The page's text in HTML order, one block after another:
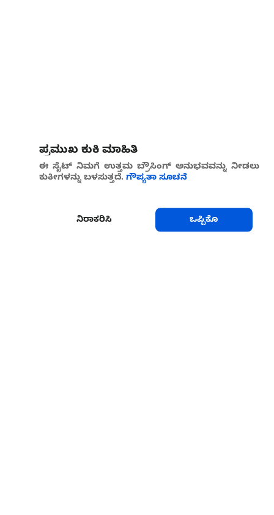
ಪ್ರಮುಖ ಕುಕಿ ಮಾಹಿತಿ
ಈ ಸೈಟ್ ನಿಮಗೆ ಉತ್ತಮ ಬ್ರೌಸಿಂಗ್ ಅನುಭವವನ್ನು ನೀಡಲು
ಕುಕೀಗಳನ್ನು ಬಳಸುತ್ತದೆ. ಗೌಪ್ಯತಾ ಸೂಚನೆ
ನಿರಾಕರಿಸಿ ಒಪ್ಪಿಕೊ